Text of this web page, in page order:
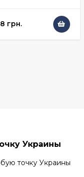
грн.
Украины
точку Украины